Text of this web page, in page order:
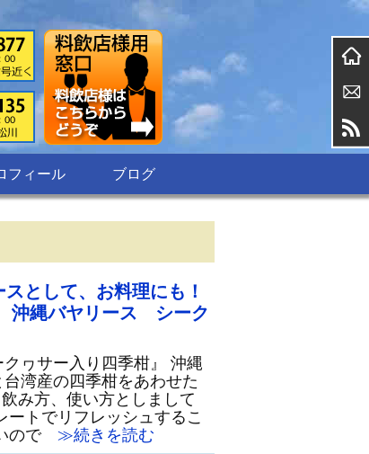
フィール ブログ
として、お料理にも！
沖縄バヤリース シーク
ヮサー入り四季柑』 沖縄
湾産の四季柑をあわせた
み方、使い方としまして
ートでリフレッシュするこ
ので≫続きを読む